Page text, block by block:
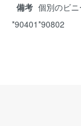
備考 個別のビニ
*90401*90802